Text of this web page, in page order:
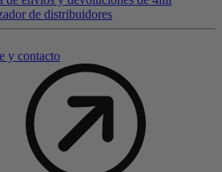
de distribuidores
y contacto